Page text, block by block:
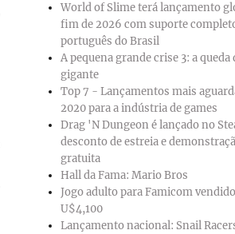
World of Slime terá lançamento
fim de 2026 com suporte
português do Brasil
A pequena grande crise 3: a queda
gigante
Top 7 - Lançamentos mais
2020 para a indústria de games
Drag 'N Dungeon é lançado no
desconto de estreia e
gratuita
Hall da Fama: Mario Bros
Jogo adulto para Famicom
U$4,100
Lançamento nacional: Snail